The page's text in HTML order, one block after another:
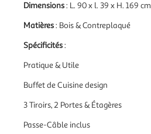
Dimensions: L. 90 x l. 39 x H. 169 cm
Matières: Bois & Contreplaqué
Spécificités:
Pratique & Utile
Buffet de Cuisine design
3 Tiroirs, 2 Portes & Étagères
Passe-Câble inclus